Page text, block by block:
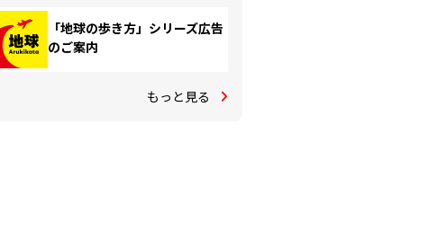
「地球の歩き方」シリーズ広告
のご案内
もっと見る